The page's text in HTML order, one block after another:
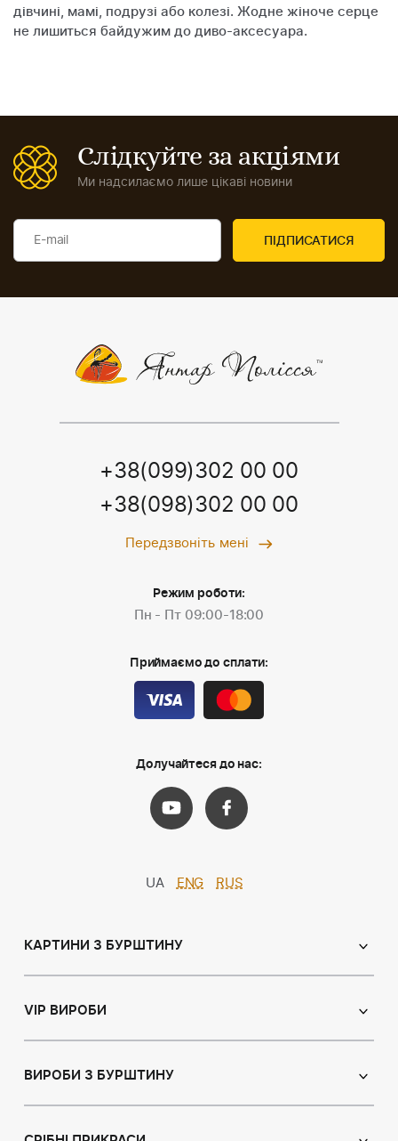
дівчині, мамі, подрузі або колезі. Жодне жіноче серце
не лишиться байдужим до диво-аксесуара.
Слідкуйте за акціями
Ми надсилаємо лише цікаві новини
+38(099)302 00 00
+38(098)302 00 00
Передзвоніть мені
Режим роботи:
Пн - Пт 09:00-18:00
Приймаємо до сплати:
Долучайтеся до нас:
UA ENG RUS
КАРТИНИ З БУРШТИНУ
Іменні ікони
VIP ВИРОБИ
Ікони з пластин
ВИРОБИ З БУРШТИНУ
Браслети